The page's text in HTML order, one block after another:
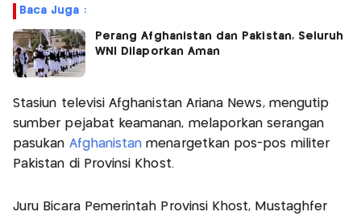
Baca Juga :
Perang Afghanistan dan Pakistan, Seluruh
WNI Dilaporkan Aman
Stasiun televisi Afghanistan Ariana News, mengutip
sumber pejabat keamanan, melaporkan serangan
pasukan Afghanistanmenargetkan pos-pos militer
Pakistan di Provinsi Khost.
Juru Bicara Pemerintah Provinsi Khost, Mustaghfer